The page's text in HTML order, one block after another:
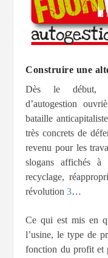
Construire une
Dès le début,
d’autogestion
bataille
très concrets de
revenu pour les
slogans affichés à
recyclage,
révolution3…
Ce qui est mis en
l’usine, le type de
fonction du profit et